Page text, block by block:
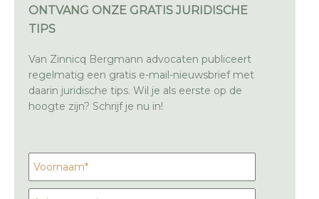
ONTVANG ONZE GRATIS JURIDISCHE
TIPS
Van Zinnicq Bergmann advocaten publiceert
regelmatig een gratis e-mail-nieuwsbrief met
daarin juridische tips. Wil je als eerste op de
hoogte zijn? Schrijf je nu in!